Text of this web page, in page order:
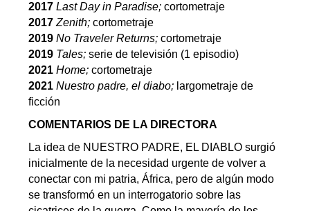
2017Last Day in Paradise;cortometraje
2017Zenith;cortometraje
2019No Traveler Returns;cortometraje
2019 Tales;serie de televisión (1 episodio)
2021Home;cortometraje
2021Nuestro padre, el diabo; largometraje de
ficción
COMENTARIOS DE LA DIRECTORA
La idea de NUESTRO PADRE, EL DIABLO surgió
inicialmente de la necesidad urgente de volver a
conectar con mi patria, África, pero de algún modo
se transformó en un interrogatorio sobre las